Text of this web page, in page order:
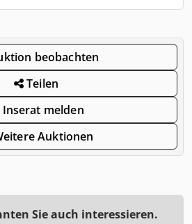
beobachten
Teilen
Inserat melden
Auktionen
Sie auch interessieren.